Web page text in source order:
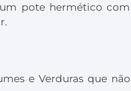
pote hermético com
e Verduras que não